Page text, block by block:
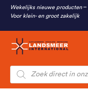
Wekelijks nieuwe producten
Voor klein- en groot zakelijk
Producten
zoeken